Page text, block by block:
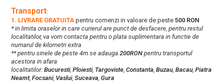
Transport:
1. LIVRARE GRATUITA pentru comenzi in valoare de peste 500 RON
* in limita oraselor in care curierul are punct de desfacere, pentru restul
localitatilor, va vom contacta pentru o plata suplimentara in functie de
numarul de kilometri extra
** pentru sinele de peste 4m se adauga 200RON pentru transportul
acestora in afara
localitatilor: Bucuresti, Ploiesti, Targoviste, Constanta, Buzau, Bacau, Piatra
Neamt, Focsani, Vaslui, Suceava, Gura